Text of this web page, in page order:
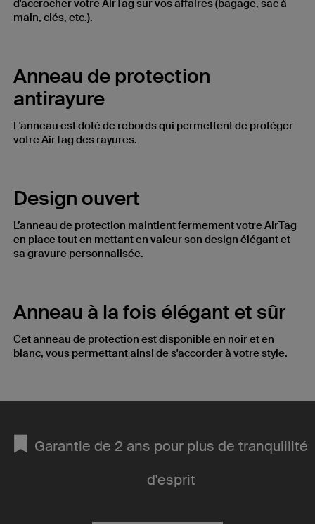
d'accrocher votre AirTag sur vos affaires (bagage, sac à
main, clés, etc.).
Anneau de protection
antirayure
L'anneau est doté de rebords qui permettent de protéger
votre AirTag des rayures.
Design ouvert
L’anneau de protection maintient fermement votre AirTag
en place tout en mettant en valeur son design élégant et
sa gravure personnalisée.
Anneau à la fois élégant et sûr
Cet anneau de protection est disponible en noir et en
blanc, vous permettant ainsi de s'accorder à votre style.
Garantie de 2 ans pour plus de tranquillité
d'esprit